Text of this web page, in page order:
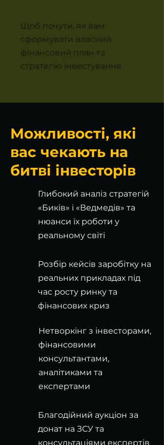
Щоб почути, як вам
сформувати власний
фінансовий план та
стратегію інвестування
Можливості, які
вас чекають на
битві інвесторів
Глибокий аналіз стратегій
«Биків» і «Ведмедів» та
нюанси їх роботи у
реальному світі
Розбір кейсів заробітку на
реальних прикладах під
час росту ринку та
фінансових криз
Нетворкінг з інвесторами,
фінансовими
консультантами,
аналітиками та
експертами
Благодійний аукціон за
донат на ЗСУ та
консультаціями експертів